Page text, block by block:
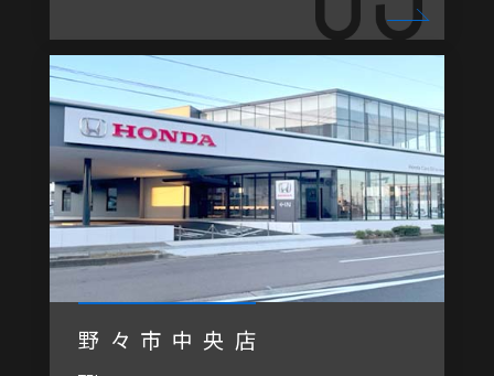
野々市中央店